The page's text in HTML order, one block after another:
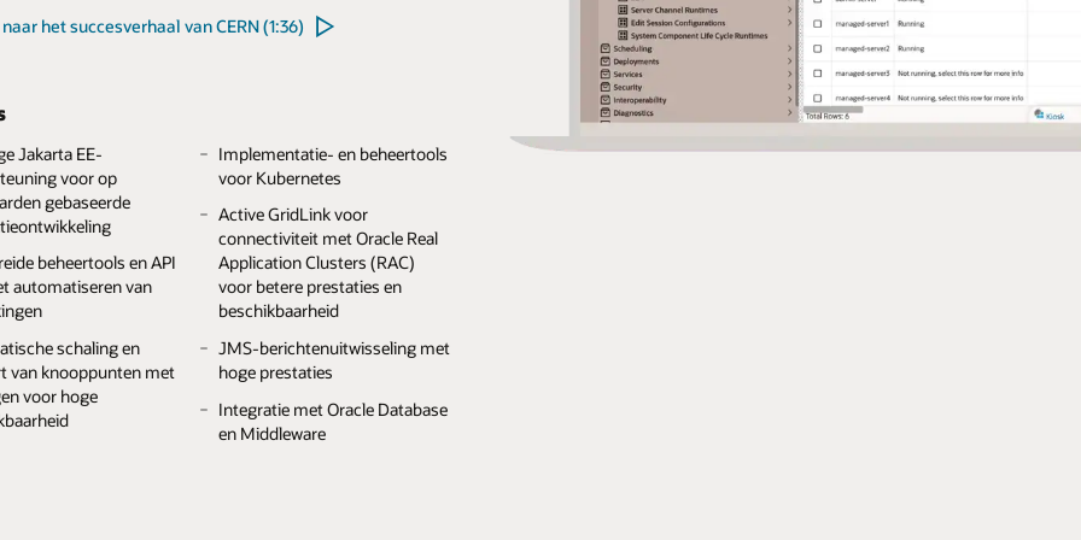
het succesverhaal van CERN (1:36)
Jakarta EE-
voor op
gebaseerde
beheertools en API
automatiseren van
schaling en
van knooppunten met
voor hoge
Implementatie- en beheertools
voor Kubernetes
Active GridLink voor
connectiviteit met Oracle Real
Application Clusters (RAC)
voor betere prestaties en
beschikbaarheid
JMS-berichtenuitwisseling met
hoge prestaties
Integratie met Oracle Database
en Middleware
overzicht met de nieuwe functies (6:57)
prestaties voor
object- en
caching met
Opvragen en transacties voor
gebeurtenisafhandeling op
Gedistribueerde verwerking ter
plaatse
Hot cache voor realtime-
database vernieuwing
Multi-site data federatie
van java.util.concurrent
prijzen
en
connectiviteit
Autonomous
API-toegang
Keuze uit ondersteunde versies
en edities
Vereenvoudigde migratie met
tools en
infrastructuurondersteuning